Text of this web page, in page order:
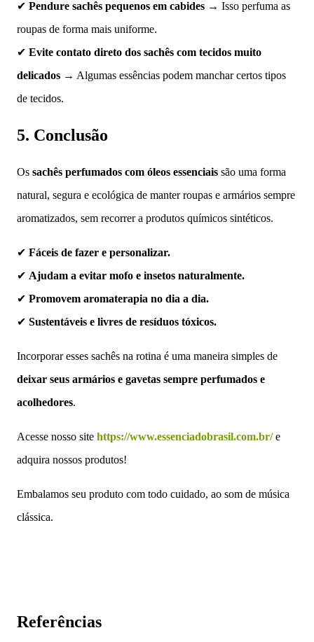
✔ Pendure sachês pequenos em cabides → Isso perfuma as
roupas de forma mais uniforme.
✔ Evite contato direto dos sachês com tecidos muito
delicados → Algumas essências podem manchar certos tipos
de tecidos.
5. Conclusão
Os sachês perfumados com óleos essenciais são uma forma
natural, segura e ecológica de manter roupas e armários sempre
aromatizados, sem recorrer a produtos químicos sintéticos.
✔ Fáceis de fazer e personalizar.
✔ Ajudam a evitar mofo e insetos naturalmente.
✔ Promovem aromaterapia no dia a dia.
✔ Sustentáveis e livres de resíduos tóxicos.
Incorporar esses sachês na rotina é uma maneira simples de
deixar seus armários e gavetas sempre perfumados e
acolhedores.
Acesse nosso site https://www.essenciadobrasil.com.br/e
adquira nossos produtos!
Embalamos seu produto com todo cuidado, ao som de música
clássica.
Referências